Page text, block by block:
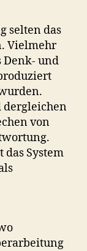
selten das
Vielmehr
Denk- und
dergleichen
von
System